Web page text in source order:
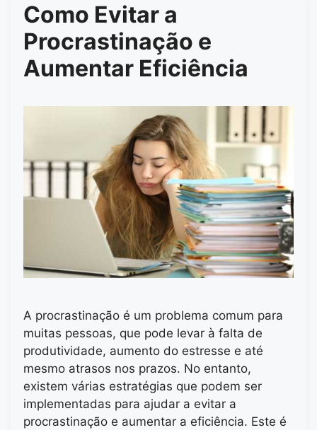
Como Evitar a
Procrastinação e
Aumentar Eficiência
A procrastinação é um problema comum para
muitas pessoas, que pode levar à falta de
produtividade, aumento do estresse e até
mesmo atrasos nos prazos. No entanto,
existem várias estratégias que podem ser
implementadas para ajudar a evitar a
procrastinação e aumentar a eficiência. Este é